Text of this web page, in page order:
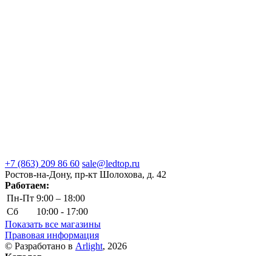
+7 (863) 209 86 60 sale@ledtop.ru
Ростов-на-Дону, пр-кт Шолохова, д. 42
Работаем:
Пн-Пт 9:00 – 18:00
Сб
10:00 - 17:00
Показать все магазины
Правовая информация
© Разработано в Arlight, 2026